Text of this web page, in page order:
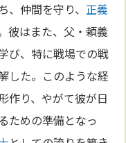
、仲間を守り、正義
彼はまた、父・頼義
び、特に戦場での戦
した。このような経
作り、やがて彼が日
ための準備となっ